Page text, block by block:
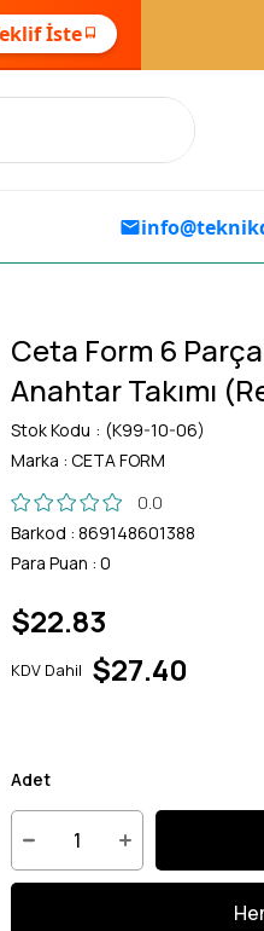
İste
Ceta Form 6
Anahtar Takımı
Stok Kodu
(K99-10-06)
Marka : CETA FORM
0.0
Barkod : 869148601388
Para Puan : 0
$22.83
KDV Dahil $27.40
Adet